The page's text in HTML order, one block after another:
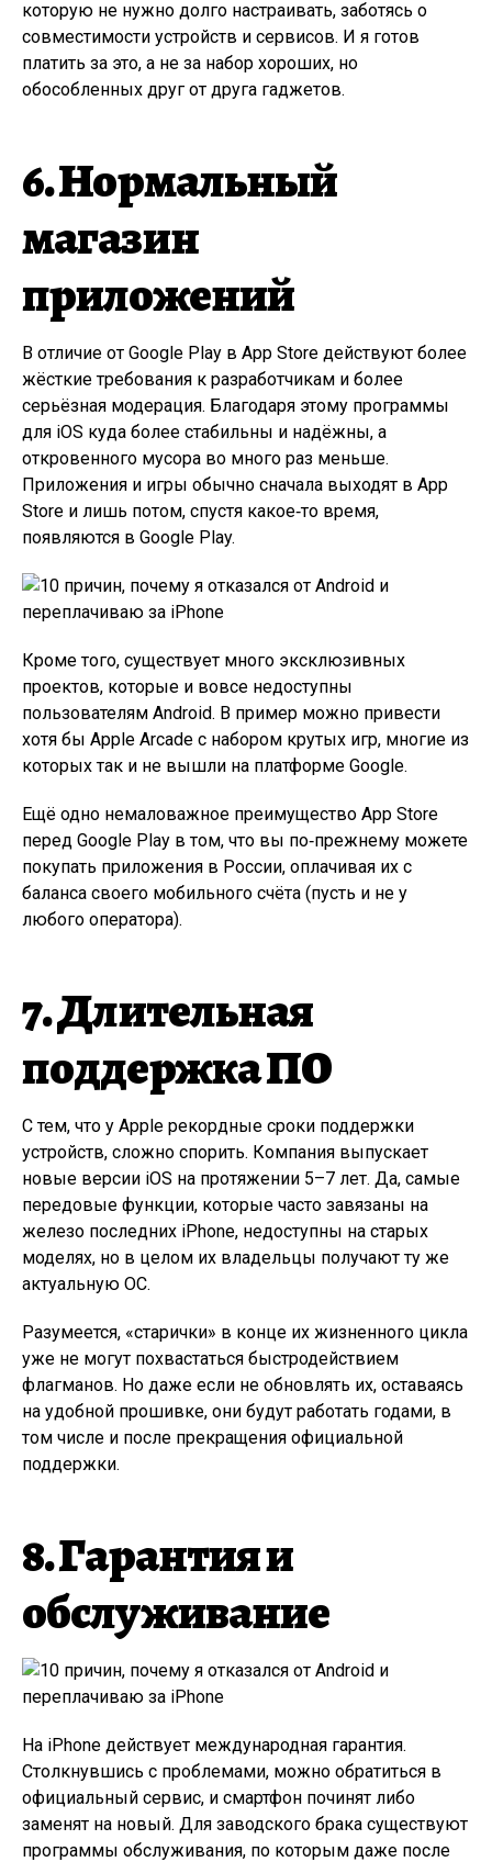
которую не нужно долго настраивать, заботясь о
совместимости устройств и сервисов. И я готов
платить за это, а не за набор хороших, но
обособленных друг от друга гаджетов.
6. Нормальный
магазин
приложений
В отличие от Google Play в App Store действуют более
жёсткие требования к разработчикам и более
серьёзная модерация. Благодаря этому программы
для iOS куда более стабильны и надёжны, а
откровенного мусора во много раз меньше.
Приложения и игры обычно сначала выходят в App
Store и лишь потом, спустя какое‑то время,
появляются в Google Play.
Кроме того, существует много эксклюзивных
проектов, которые и вовсе недоступны
пользователям Android. В пример можно привести
хотя бы Apple Arcade с набором крутых игр, многие из
которых так и не вышли на платформе Google.
Ещё одно немаловажное преимущество App Store
перед Google Play в том, что вы по‑прежнему можете
покупать приложения в России, оплачивая их с
баланса своего мобильного счёта (пусть и не у
любого оператора).
7. Длительная
поддержка ПО
С тем, что у Apple рекордные сроки поддержки
устройств, сложно спорить. Компания выпускает
новые версии iOS на протяжении 5–7 лет. Да, самые
передовые функции, которые часто завязаны на
железо последних iPhone, недоступны на старых
моделях, но в целом их владельцы получают ту же
актуальную ОС.
Разумеется, «старички» в конце их жизненного цикла
уже не могут похвастаться быстродействием
флагманов. Но даже если не обновлять их, оставаясь
на удобной прошивке, они будут работать годами, в
том числе и после прекращения официальной
поддержки.
8. Гарантия и
обслуживание
На iPhone действует международная гарантия.
Столкнувшись с проблемами, можно обратиться в
официальный сервис, и смартфон починят либо
заменят на новый. Для заводского брака существуют
программы обслуживания, по которым даже после